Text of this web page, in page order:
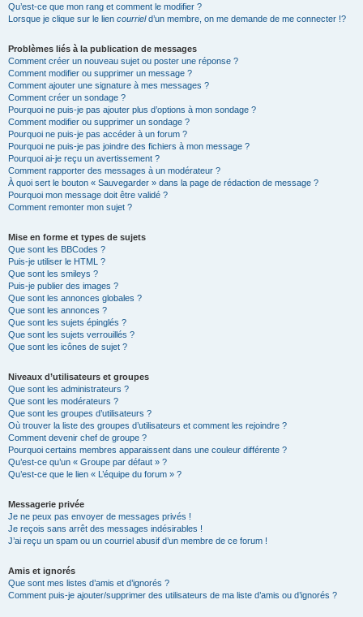
Qu’est-ce que mon rang et comment le modifier ?
Lorsque je clique sur le lien courrield’un membre, on me demande de me connecter !?
Problèmes liés à la publication de messages
Comment créer un nouveau sujet ou poster une réponse ?
Comment modifier ou supprimer un message ?
Comment ajouter une signature à mes messages ?
Comment créer un sondage ?
Pourquoi ne puis-je pas ajouter plus d’options à mon sondage ?
Comment modifier ou supprimer un sondage ?
Pourquoi ne puis-je pas accéder à un forum ?
Pourquoi ne puis-je pas joindre des fichiers à mon message ?
Pourquoi ai-je reçu un avertissement ?
Comment rapporter des messages à un modérateur ?
À quoi sert le bouton « Sauvegarder » dans la page de rédaction de message ?
Pourquoi mon message doit être validé ?
Comment remonter mon sujet ?
Mise en forme et types de sujets
Que sont les BBCodes ?
Puis-je utiliser le HTML ?
Que sont les smileys ?
Puis-je publier des images ?
Que sont les annonces globales ?
Que sont les annonces ?
Que sont les sujets épinglés ?
Que sont les sujets verrouillés ?
Que sont les icônes de sujet ?
Niveaux d’utilisateurs et groupes
Que sont les administrateurs ?
Que sont les modérateurs ?
Que sont les groupes d’utilisateurs ?
Où trouver la liste des groupes d’utilisateurs et comment les rejoindre ?
Comment devenir chef de groupe ?
Pourquoi certains membres apparaissent dans une couleur différente ?
Qu’est-ce qu’un « Groupe par défaut » ?
Qu’est-ce que le lien « L’équipe du forum » ?
Messagerie privée
Je ne peux pas envoyer de messages privés !
Je reçois sans arrêt des messages indésirables !
J’ai reçu un spam ou un courriel abusif d’un membre de ce forum !
Amis et ignorés
Que sont mes listes d’amis et d’ignorés ?
Comment puis-je ajouter/supprimer des utilisateurs de ma liste d’amis ou d’ignorés ?